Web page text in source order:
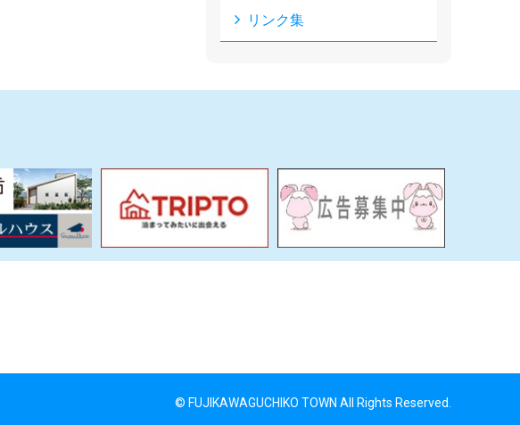
リンク集
© FUJIKAWAGUCHIKO TOWN All Rights Reserved.